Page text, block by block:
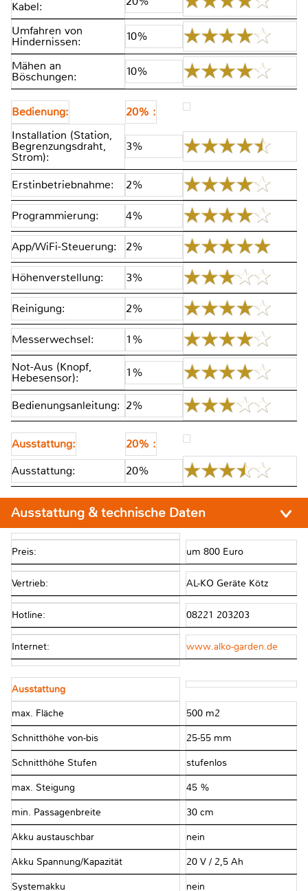
Kabel:
Umfahren von
Hindernissen: 10%
Mähen an
Böschungen: 10%
Bedienung:
20% :
Installation (Station,
Begrenzungsdraht,
Strom):
3%
Erstinbetriebnahme: 2%
Programmierung: 4%
App/WiFi-Steuerung: 2%
Höhenverstellung: 3%
Reinigung: 2%
Messerwechsel:
1%
Not-Aus (Knopf,
Hebesensor): 1%
Bedienungsanleitung: 2%
Ausstattung:
20% :
Ausstattung:
20%
Ausstattung & technische Daten
Preis: um 800 Euro
Vertrieb: AL-KO Geräte Kötz
Hotline: 08221 203203
Internet: www.alko-garden.de
Ausstattung
max. Fläche 500 m2
Schnitthöhe von-bis 25-55 mm
Schnitthöhe Stufen stufenlos
max. Steigung 45 %
min. Passagenbreite 30 cm
Akku austauschbar nein
Akku Spannung/Kapazität 20 V / 2,5 Ah
Systemakku nein